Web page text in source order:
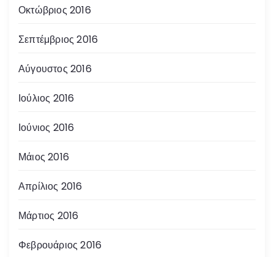
Οκτώβριος 2016
Σεπτέμβριος 2016
Αύγουστος 2016
Ιούλιος 2016
Ιούνιος 2016
Μάιος 2016
Απρίλιος 2016
Μάρτιος 2016
Φεβρουάριος 2016